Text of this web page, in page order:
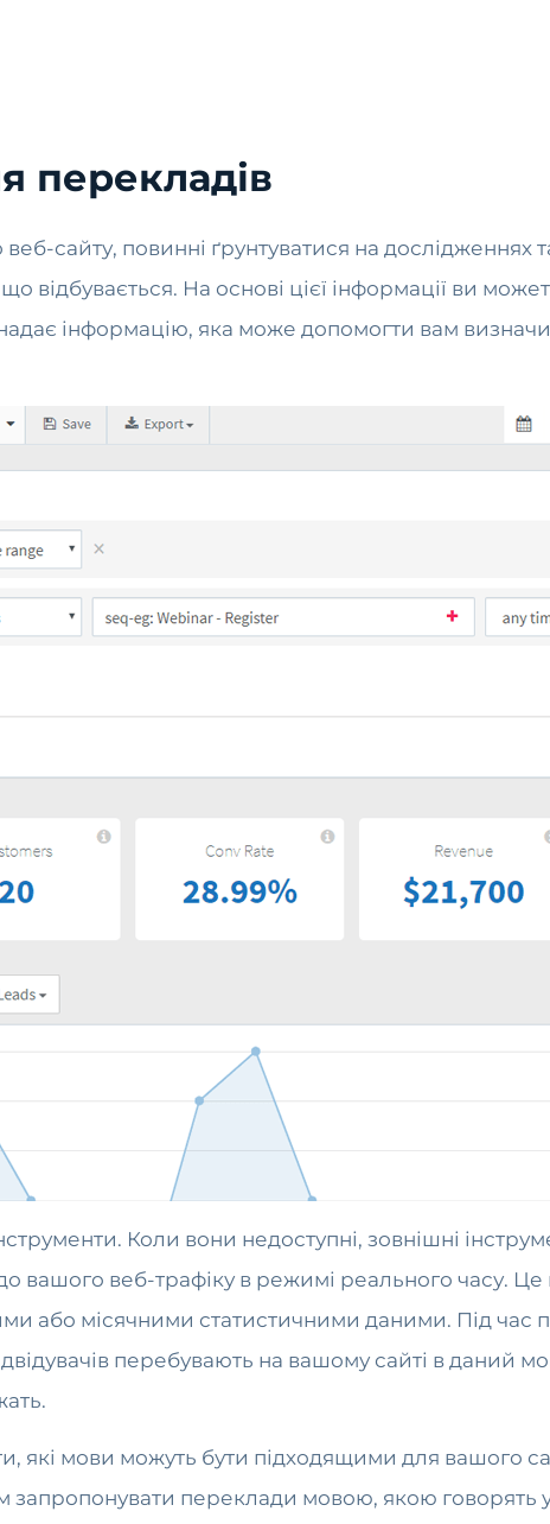
перекладів
сайту, повинні ґрунтуватися на дослідженнях
відбувається. На основі цієї інформації ви
інформацію, яка може допомогти вам
Коли вони недоступні, зовнішні
веб-трафіку в режимі реального часу. Це
або місячними статистичними даними. Під час
перебувають на вашому сайті в даний
які мови можуть бути підходящими для вашого
запропонувати переклади мовою, якою говорять у